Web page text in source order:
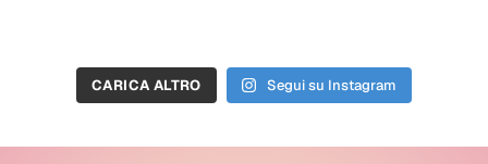
CARICA ALTRO Segui su Instagram